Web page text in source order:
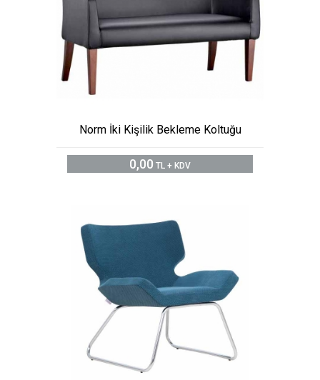
Norm İki Kişilik Bekleme Koltuğu
0,00 TL + KDV